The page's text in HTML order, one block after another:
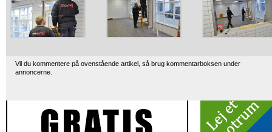
Vil du kommentere på ovenstående artikel, så brug kommentarboksen under
annoncerne.